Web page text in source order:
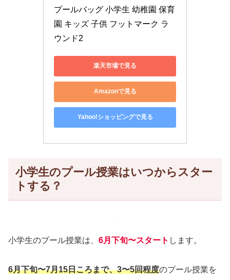
プールバッグ 小学生 幼稚園 保育
園 キッズ 子供 フットマーク ラ
ウンド2
楽天市場で見る
Amazonで見る
Yahoo!ショッピングで見る
小学生のプール授業はいつからスター
トする？
小学生のプール授業は、 6月下旬〜スタート します。
6月下旬〜7月15日ころまで、3〜5回程度のプール授業を